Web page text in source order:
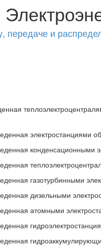
передаче и
электростанциями
конденсационными
газотурбинными
дизельными
атомными